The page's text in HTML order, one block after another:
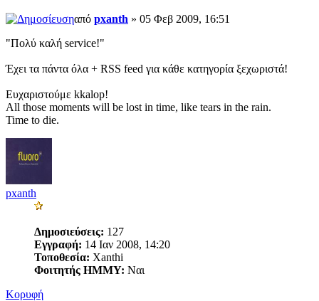
από pxanth » 05 Φεβ 2009, 16:51
"Πολύ καλή service!"
Έχει τα πάντα όλα + RSS feed για κάθε κατηγορία ξεχωριστά!
Ευχαριστούμε kkalop!
All those moments will be lost in time, like tears in the rain.
Time to die.
pxanth
Δημοσιεύσεις: 127
Εγγραφή: 14 Ιαν 2008, 14:20
Τοποθεσία: Xanthi
Φοιτητής ΗΜΜΥ: Ναι
Κορυφή